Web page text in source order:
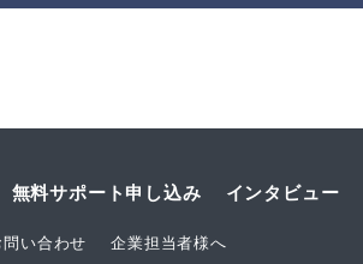
無料サポート申し込み インタビュー
問い合わせ 企業担当者様へ